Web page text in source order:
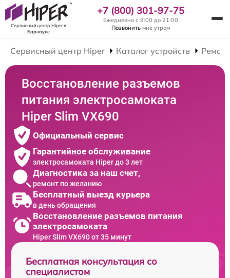
Сервисный центр Hiperв
Барнауле
+7 (800) 301-97-75
Ежедневно с 9:00 до 21:00
Позвонить мне утром
Сервисный центр Hiper Каталог устройств
Восстановление разъемов
питания электросамоката
Hiper Slim VX690
Официальный сервис
Гарантийное обслуживание
электросамоката Hiper до 3 лет
Диагностика за наш счет,
ремонт по желанию
Бесплатный выезд курьера
в день обращения
Восстановление разъемов питания
электросамоката
Hiper Slim VX690 от 35 минут
Бесплатная консультация со
специалистом